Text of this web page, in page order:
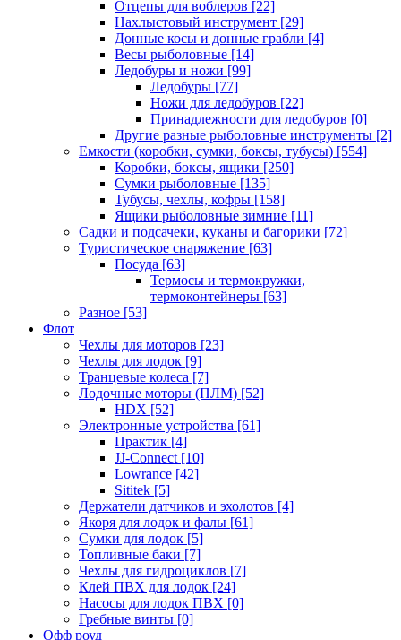
Отцепы для воблеров [22]
Нахлыстовый инструмент [29]
Донные косы и донные грабли [4]
Весы рыболовные [14]
Ледобуры и ножи [99]
Ледобуры [77]
Ножи для ледобуров [22]
Принадлежности для ледобуров [0]
Другие разные рыболовные инструменты [2]
Емкости (коробки, сумки, боксы, тубусы) [554]
Коробки, боксы, ящики [250]
Сумки рыболовные [135]
Тубусы, чехлы, кофры [158]
Ящики рыболовные зимние [11]
Садки и подсачеки, куканы и багорики [72]
Туристическое снаряжение [63]
Посуда [63]
Термосы и термокружки,
термоконтейнеры [63]
Разное [53]
Флот
Чехлы для моторов [23]
Чехлы для лодок [9]
Транцевые колеса [7]
Лодочные моторы (ПЛМ) [52]
HDX [52]
Электронные устройства [61]
Практик [4]
JJ-Connect [10]
Lowrance [42]
Sititek [5]
Держатели датчиков и эхолотов [4]
Якоря для лодок и фалы [61]
Сумки для лодок [5]
Топливные баки [7]
Чехлы для гидроциклов [7]
Клей ПВХ для лодок [24]
Насосы для лодок ПВХ [0]
Гребные винты [0]
Офф роуд